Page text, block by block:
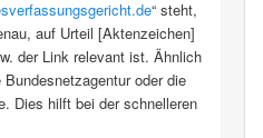
“ steht,
auf Urteil [Aktenzeichen]
der Link relevant ist. Ähnlich
oder die
Dies hilft bei der schnelleren